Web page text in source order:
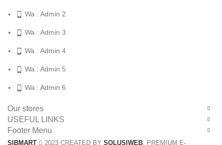
Wa : Admin 2
Wa : Admin 3
Wa : Admin 4
Wa : Admin 5
Wa : Admin 6
Our stores
USEFUL LINKS
Footer Menu
SIBMART 2023 CREATED BY SOLUSIWEB . PREMIUM E-